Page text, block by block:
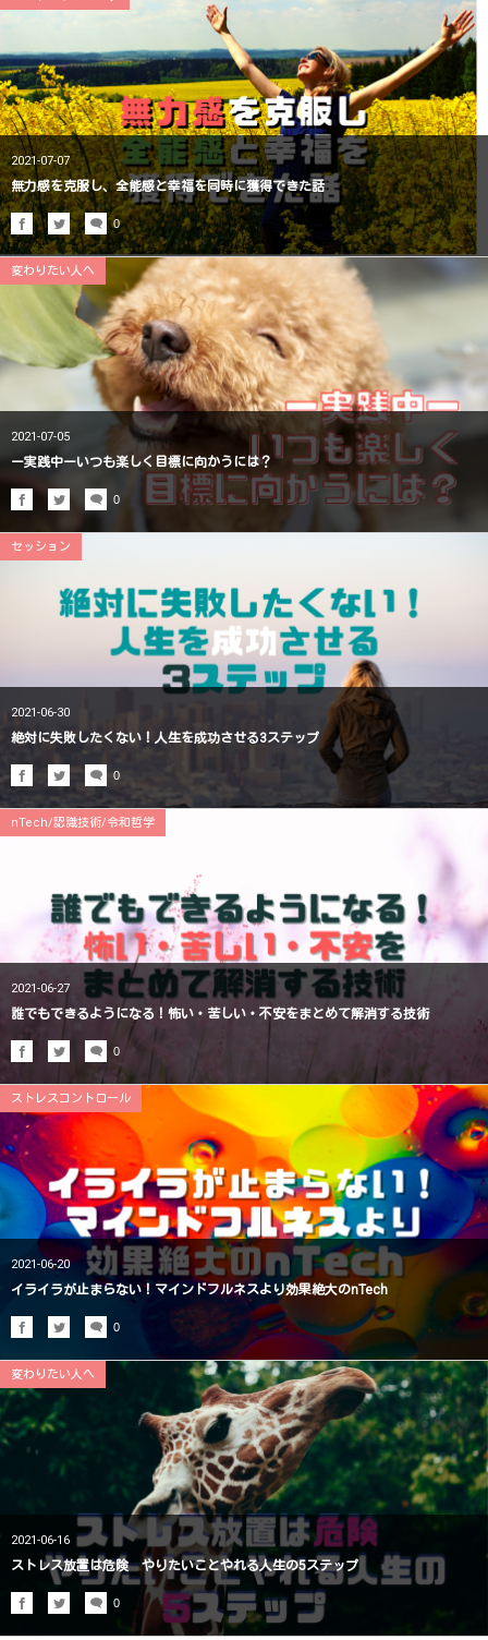
2021-07-07
無力感を克服し、全能感と幸福を同時に獲得できた話
0
変わりたい人へ
2021-07-05
ー実践中ーいつも楽しく目標に向かうには？
0
セッション
2021-06-30
絶対に失敗したくない！人生を成功させる3ステップ
0
nTech/認識技術/令和哲学
2021-06-27
誰でもできるようになる！怖い・苦しい・不安をまとめて解消する技術
0
ストレスコントロール
2021-06-20
イライラが止まらない！マインドフルネスより効果絶大のnTech
0
変わりたい人へ
2021-06-16
ストレス放置は危険 やりたいことやれる人生の5ステップ
0